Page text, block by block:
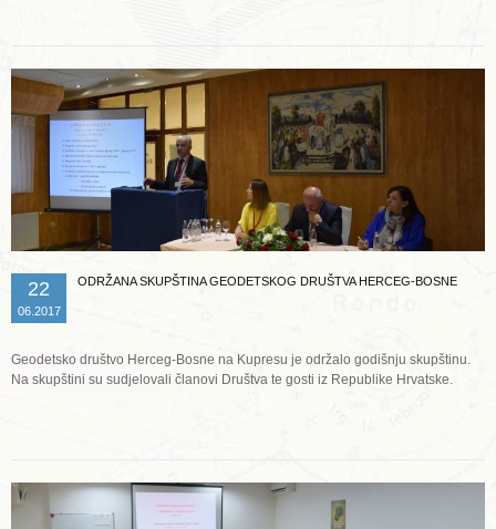
22
06.2017
ODRŽANA SKUPŠTINA GEODETSKOG DRUŠTVA HERCEG-BOSNE
Geodetsko društvo Herceg-Bosne na Kupresu je održalo godišnju skupštinu.
Na skupštini su sudjelovali članovi Društva te gosti iz Republike Hrvatske.